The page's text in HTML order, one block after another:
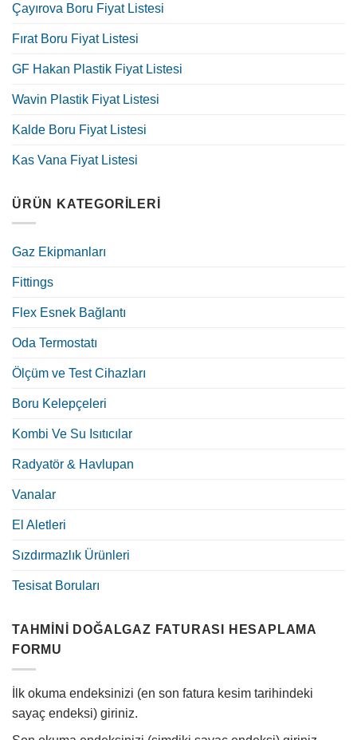
Çayırova Boru Fiyat Listesi
Fırat Boru Fiyat Listesi
GF Hakan Plastik Fiyat Listesi
Wavin Plastik Fiyat Listesi
Kalde Boru Fiyat Listesi
Kas Vana Fiyat Listesi
ÜRÜN KATEGORILERI
Gaz Ekipmanları
Fittings
Flex Esnek Bağlantı
Oda Termostatı
Ölçüm ve Test Cihazları
Boru Kelepçeleri
Kombi Ve Su Isıtıcılar
Radyatör & Havlupan
Vanalar
El Aletleri
Sızdırmazlık Ürünleri
Tesisat Boruları
TAHMINI DOĞALGAZ FATURASI HESAPLAMA
FORMU
İlk okuma endeksinizi (en son fatura kesim tarihindeki
sayaç endeksi) giriniz.